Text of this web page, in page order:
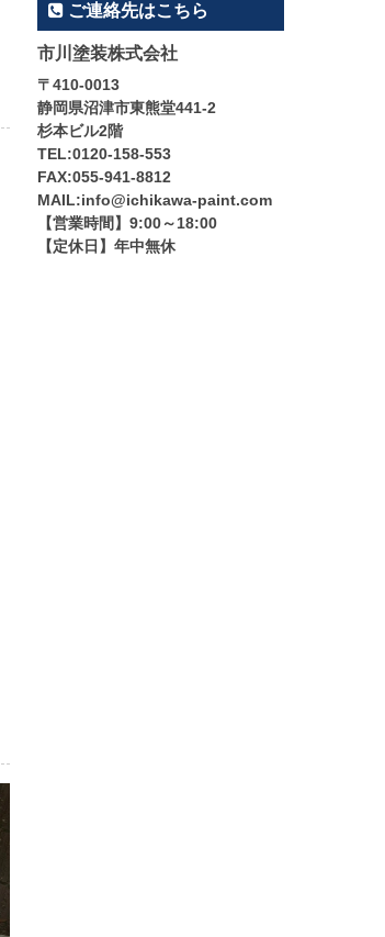
ご連絡先はこちら
市川塗装株式会社
〒410-0013
静岡県沼津市東熊堂441-2
杉本ビル2階
TEL:0120-158-553
FAX:055-941-8812
MAIL:info@ichikawa-paint.com
【営業時間】9:00～18:00
【定休日】年中無休